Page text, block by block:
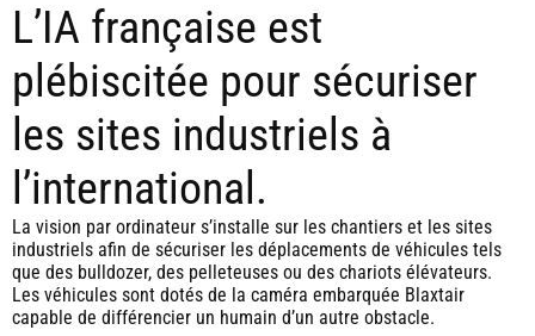
L’IA française est
plébiscitée pour sécuriser
les sites industriels à
l’international.
La vision par ordinateur s’installe sur les chantiers et les sites
industriels afin de sécuriser les déplacements de véhicules tels
que des bulldozer, des pelleteuses ou des chariots élévateurs.
Les véhicules sont dotés de la caméra embarquée Blaxtair
capable de différencier un humain d’un autre obstacle.